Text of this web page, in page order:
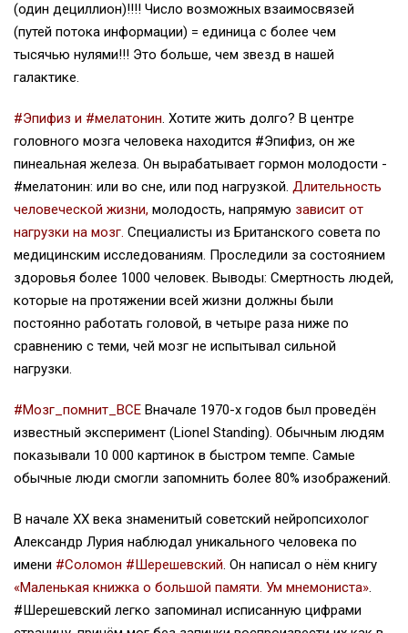
(один дециллион)!!!! Число возможных взаимосвязей
(путей потока информации) = единица с более чем
тысячью нулями!!! Это больше, чем звезд в нашей
галактике.
#Эпифиз и #мелатонин. Хотите жить долго? В центре
головного мозга человека находится #Эпифиз, он же
пинеальная железа. Он вырабатывает гормон молодости -
#мелатонин: или во сне, или под нагрузкой. Длительность
человеческой жизни, молодость, напрямую зависит от
нагрузки на мозг. Специалисты из Британского совета по
медицинским исследованиям. Проследили за состоянием
здоровья более 1000 человек. Выводы: Смертность людей,
которые на протяжении всей жизни должны были
постоянно работать головой, в четыре раза ниже по
сравнению с теми, чей мозг не испытывал сильной
нагрузки.
#Мозг_помнит_ВСЕ Вначале 1970-х годов был проведён
известный эксперимент (Lionel Standing). Обычным людям
показывали 10 000 картинок в быстром темпе. Cамые
обычные люди смогли запомнить более 80% изображений.
В начале XX века знаменитый советский нейропсихолог
Александр Лурия наблюдал уникального человека по
имени #Соломон #Шерешевский. Он написал о нём книгу
«Маленькая книжка о большой памяти. Ум мнемониста».
#Шерешевский легко запоминал исписанную цифрами